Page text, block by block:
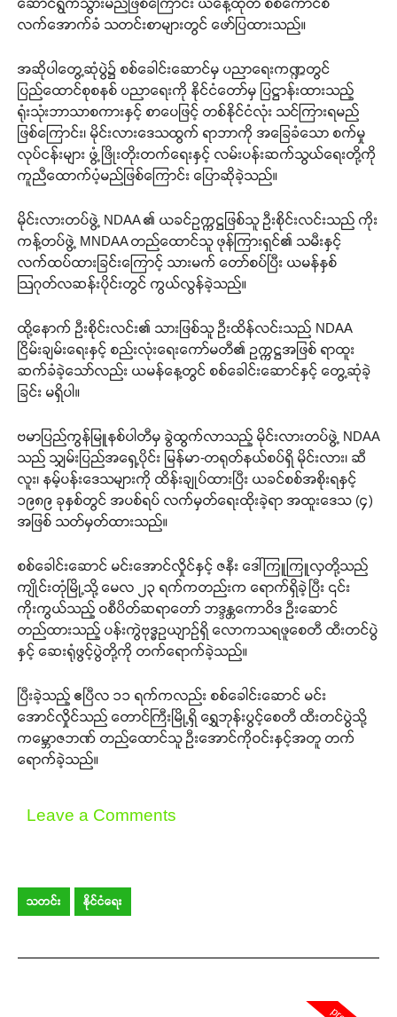
လက်အောက်ခံ သတင်းစာများတွင် ဖော်ပြထားသည်။
အဆိုပါတွေ့ဆုံပွဲ၌ စစ်ခေါင်းဆောင်မှ ပညာရေးကဏ္ဍတွင်
ပြည်ထောင်စုစနစ် ပညာရေးကို နိုင်ငံတော်မှ ပြဋ္ဌာန်းထားသည့်
ရုံးသုံးဘာသာစကားနှင့် စာပေဖြင့် တစ်နိုင်ငံလုံး သင်ကြားရမည်
ဖြစ်ကြောင်း၊ မိုင်းလားဒေသထွက် ရာဘာကို အခြေခံသော စက်မှု
လုပ်ငန်းများ ဖွံ့ဖြိုးတိုးတက်ရေးနှင့် လမ်းပန်းဆက်သွယ်ရေးတို့ကို
ကူညီထောက်ပံ့မည်ဖြစ်ကြောင်း ပြောဆိုခဲ့သည်။
မိုင်းလားတပ်ဖွဲ့ NDAA ၏ ယခင်ဥက္ကဋ္ဌဖြစ်သူ ဦးစိုင်းလင်းသည် ကိုး
ကန့်တပ်ဖွဲ့ MNDAA တည်ထောင်သူ ဖုန်ကြားရှင်၏ သမီးနှင့်
လက်ထပ်ထားခြင်းကြောင့် သားမက် တော်စပ်ပြီး ယမန်နှစ်
ဩဂုတ်လဆန်းပိုင်းတွင် ကွယ်လွန်ခဲ့သည်။
ထို့နောက် ဦးစိုင်းလင်း၏ သားဖြစ်သူ ဦးထိန်လင်းသည် NDAA
ငြိမ်းချမ်းရေးနှင့် စည်းလုံးရေးကော်မတီ၏ ဥက္ကဋ္ဌအဖြစ် ရာထူး
ဆက်ခံခဲ့သော်လည်း ယမန်နေ့တွင် စစ်ခေါင်းဆောင်နှင့် တွေ့ဆုံခဲ့
ခြင်း မရှိပါ။
ဗမာပြည်ကွန်မြူနစ်ပါတီမှ ခွဲထွက်လာသည့် မိုင်းလားတပ်ဖွဲ့ NDAA
သည် သျှမ်းပြည်အရှေ့ပိုင်း မြန်မာ-တရုတ်နယ်စပ်ရှိ မိုင်းလား၊ ဆီ
လူး၊ နမ့်ပန်းဒေသများကို ထိန်းချုပ်ထားပြီး ယခင်စစ်အစိုးရနှင့်
၁၉၈၉ ခုနှစ်တွင် အပစ်ရပ် လက်မှတ်ရေးထိုးခဲ့ရာ အထူးဒေသ (၄)
အဖြစ် သတ်မှတ်ထားသည်။
စစ်ခေါင်းဆောင် မင်းအောင်လှိုင်နှင့် ဇနီး ဒေါ်ကြူကြူလှတို့သည်
ကျိုင်းတုံမြို့သို့ မေလ ၂၃ ရက်ကတည်းက ရောက်ရှိခဲ့ပြီး ၎င်း
ကိုးကွယ်သည့် ဝစီပိတ်ဆရာတော် ဘဒ္ဒန္တကောဝိဒ ဦးဆောင်
တည်ထားသည့် ပန်းကွဲဗုဒ္ဓဥယျာဉ်ရှိ လောကသရဖူစေတီ ထီးတင်ပွဲ
နှင့် ဆေးရုံဖွင့်ပွဲတို့ကို တက်ရောက်ခဲ့သည်။
ပြီးခဲ့သည့် ဧပြီလ ၁၁ ရက်ကလည်း စစ်ခေါင်းဆောင် မင်း
အောင်လှိုင်သည် တောင်ကြီးမြို့ရှိ ရွှေဘုန်းပွင့်စေတီ ထီးတင်ပွဲသို့
ကမ္ဘောဇဘဏ် တည်ထောင်သူ ဦးအောင်ကိုဝင်းနှင့်အတူ တက်
ရောက်ခဲ့သည်။
Leave a Comments
သတင်း နိုင်ငံရေး